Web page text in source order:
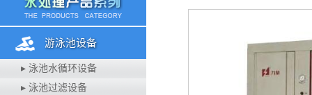
游泳池设备
▸ 泳池水循环设备
▸ 泳池过滤设备